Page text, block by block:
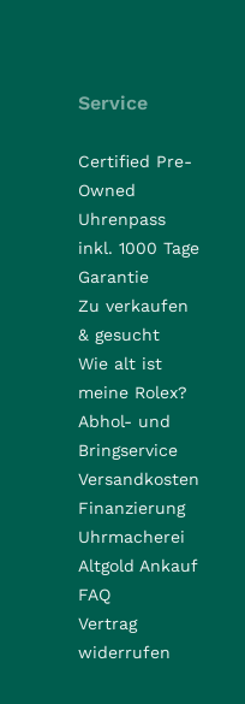
Service
Certified Pre-
Owned
Uhrenpass
inkl. 1000 Tage
Garantie
Zu verkaufen
& gesucht
Wie alt ist
meine Rolex?
Abhol- und
Bringservice
Versandkosten
Finanzierung
Uhrmacherei
Altgold Ankauf
FAQ
Vertrag
widerrufen